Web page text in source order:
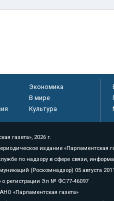
Экономика
В мире
Культура
газета», 2026 г.
издание «Парламентская
по надзору в сфере связи,
(Роскомнадзор) 05 августа
о регистрации Эл № ФС77-46097
«Парламентская газета»